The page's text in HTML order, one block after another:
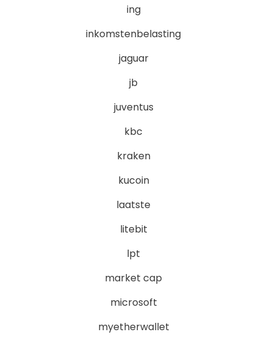
ing
inkomstenbelasting
jaguar
jb
juventus
kbc
kraken
kucoin
laatste
litebit
lpt
market cap
microsoft
myetherwallet